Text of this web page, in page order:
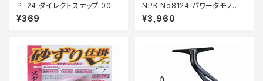
Ｐ−24 ダイレクトスナップ 00
¥369
NPK No8124 パワータモノエ 1
50センチ
¥3,960